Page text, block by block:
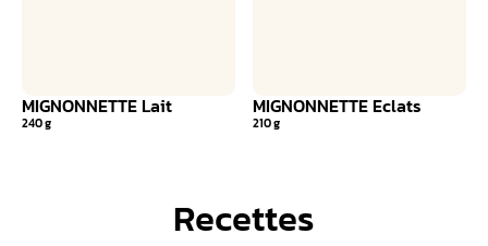
MIGNONNETTE Lait
240 g
MIGNONNETTE Eclats
210 g
Recettes